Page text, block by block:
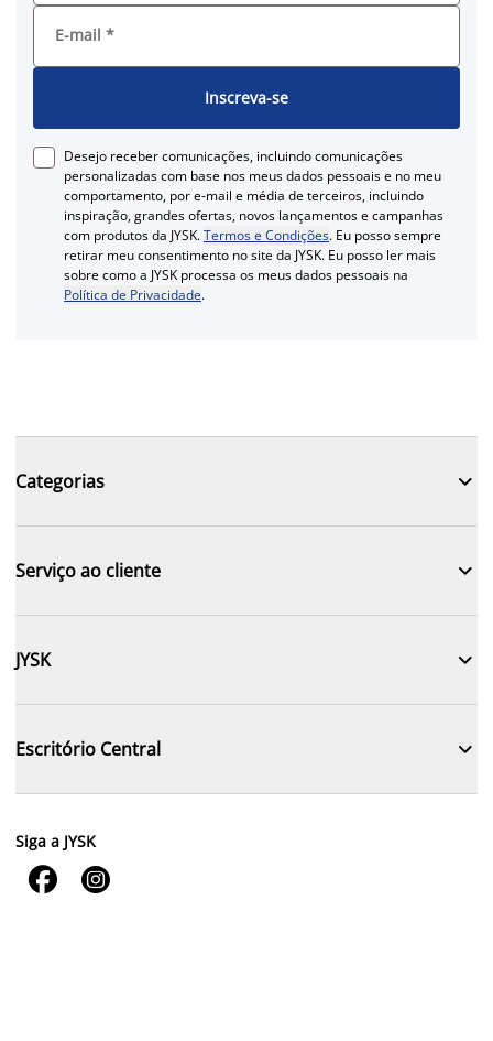
E-mail *
Inscreva-se
Desejo receber comunicações, incluindo comunicações
personalizadas com base nos meus dados pessoais e no meu
comportamento, por e-mail e média de terceiros, incluindo
inspiração, grandes ofertas, novos lançamentos e campanhas
com produtos da JYSK.Termos e Condições. Eu posso sempre
retirar meu consentimento no site da JYSK. Eu posso ler mais
sobre como a JYSK processa os meus dados pessoais na
Política de Privacidade.
Categorias 
Serviço ao cliente 
JYSK 
Escritório Central 
Siga a JYSK
 